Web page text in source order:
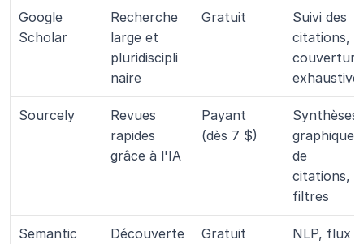
Google
Scholar
Recherche
large et
pluridiscipli
naire
Gratuit
Suivi des
citations,
couverture
exhaustive
Sourcely
Revues
rapides
grâce à l'IA
Payant
(dès 7 $)
Synthèses,
graphiques
de
citations,
filtres
Semantic Découverte Gratuit NLP, flux